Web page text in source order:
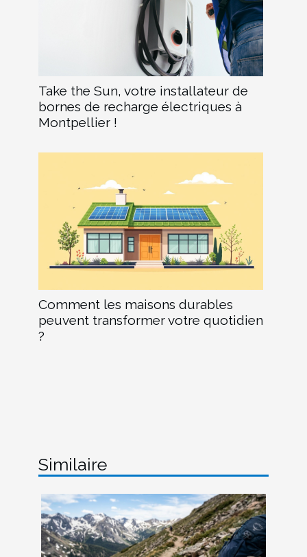
Take the Sun, votre installateur de
bornes de recharge électriques à
Montpellier !
Comment les maisons durables
peuvent transformer votre quotidien
?
Similaire